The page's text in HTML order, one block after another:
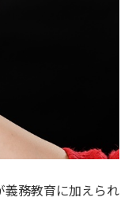
務教育に加えられ